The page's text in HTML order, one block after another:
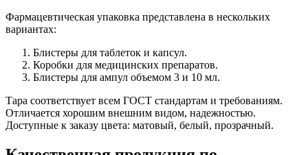
Фармацевтическая упаковка представлена в нескольких
вариантах:
Блистеры для таблеток и капсул.
Коробки для медицинских препаратов.
Блистеры для ампул объемом 3 и 10 мл.
Тара соответствует всем ГОСТ стандартам и требованиям.
Отличается хорошим внешним видом, надежностью.
Доступные к заказу цвета: матовый, белый, прозрачный.